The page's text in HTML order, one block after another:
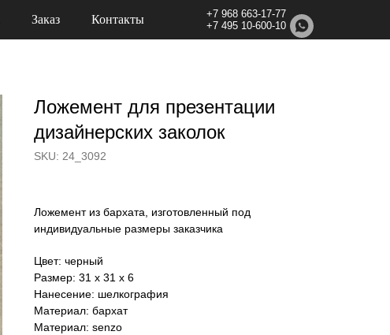
Заказ Контакты
+7 968 663-17-77
+7 495 10-600-10
Ложемент для презентации
дизайнерских заколок
SKU: 24_3092
Ложемент из бархата, изготовленный под
индивидуальные размеры заказчика
Цвет: черный
Размер: 31 х 31 х 6
Нанесение: шелкография
Материал: бархат
Материал: senzo